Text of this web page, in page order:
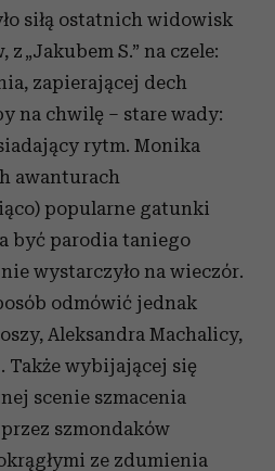
siłą ostatnich widowisk
„Jakubem S.” na czele:
zapierającej dech
na chwilę – stare wady:
rytm. Monika
awanturach
popularne gatunki
być parodia taniego
wystarczyło na wieczór.
odmówić jednak
Aleksandra Machalicy,
Także wybijającej się
scenie szmacenia
szmondaków
ze zdumienia